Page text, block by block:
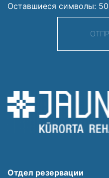
Оставшиеся символы:
Отдел резервации